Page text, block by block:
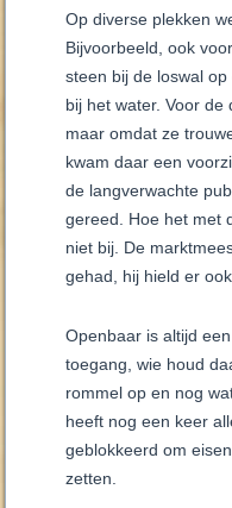
Op diverse plekken
Bijvoorbeeld, ook
steen bij de loswal
bij het water. Voor
maar omdat ze
kwam daar een
de langverwachte
gereed. Hoe het met
niet bij. De
gehad, hij hield er
Openbaar is altijd
toegang, wie houd
rommel op en nog
heeft nog een keer
geblokkeerd om
zetten.